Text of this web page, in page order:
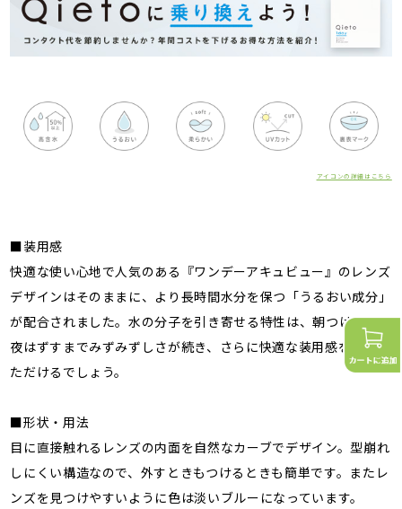
アイコンの詳細はこちら
■装用感
快適な使い心地で人気のある『ワンデーアキュビュー』のレンズ
デザインはそのままに、より長時間水分を保つ「うるおい成分」
が配合されました。水の分子を引き寄せる特性は、朝つけてから
夜はずすまでみずみずしさが続き、さらに快適な装用感を実感い
ただけるでしょう。
■形状・用法
目に直接触れるレンズの内面を自然なカーブでデザイン。型崩れ
しにくい構造なので、外すときもつけるときも簡単です。またレ
ンズを見つけやすいように色は淡いブルーになっています。